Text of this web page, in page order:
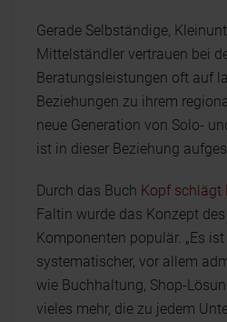
Gerade Selbständige,
Mittelständler vertrauen bei
Beratungsleistungen oft auf
Beziehungen zu ihrem
neue Generation von Solo-
ist in dieser Beziehung
Durch das Buch Kopf schlägt
Faltin wurde das Konzept
Komponenten populär. „Es ist
systematischer, vor allem
wie Buchhaltung, Shop-
vieles mehr, die zu jedem